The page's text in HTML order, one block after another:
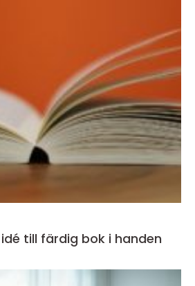
från idé till färdig bok i handen